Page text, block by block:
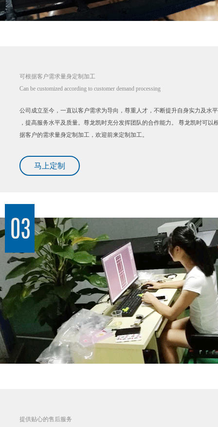
可根据客户需求量身定制加工
Can be customized according to customer demand processing
公司成立至今，一直以客户需求为导向，尊重人才，不断提升自身实力及水平
，提高服务水平及质量。尊龙凯时充分发挥团队的合作能力。 尊龙凯时可以
据客户的需求量身定制加工，欢迎前来定制加工。
马上定制
提供贴心的售后服务